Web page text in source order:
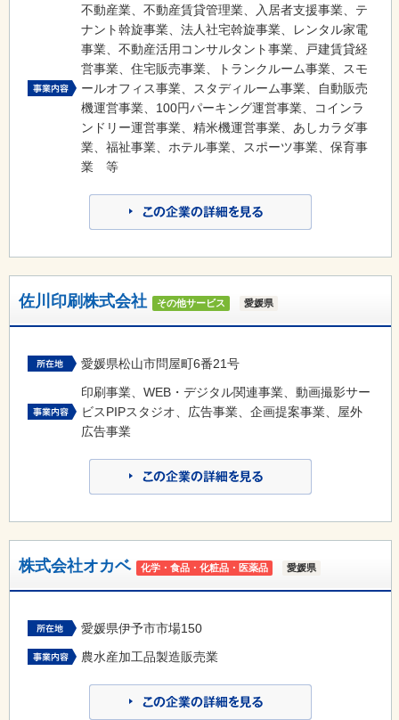
不動産業、不動産賃貸管理業、入居者支援事業、テ
ナント斡旋事業、法人社宅斡旋事業、レンタル家電
事業、不動産活用コンサルタント事業、戸建賃貸経
営事業、住宅販売事業、トランクルーム事業、スモ
ールオフィス事業、スタディルーム事業、自動販売
機運営事業、100円パーキング運営事業、コインラ
ンドリー運営事業、精米機運営事業、あしカラダ事
業、福祉事業、ホテル事業、スポーツ事業、保育事
業 等
佐川印刷株式会社 その他サービス 愛媛県
愛媛県松山市問屋町6番21号
印刷事業、WEB・デジタル関連事業、動画撮影サー
ビスPIPスタジオ、広告事業、企画提案事業、屋外
広告事業
株式会社オカベ 化学・食品・化粧品・医薬品 愛媛県
愛媛県伊予市市場150
農水産加工品製造販売業